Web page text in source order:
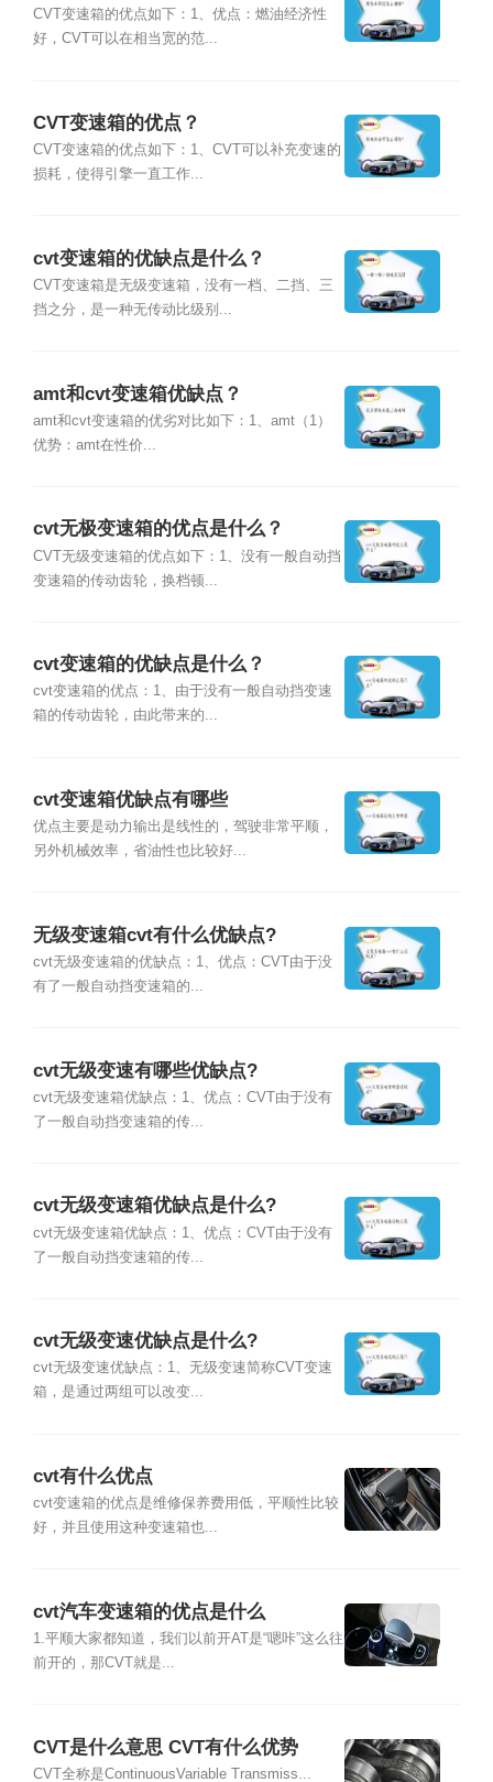
CVT变速箱的优点如下：1、优点：燃油经济性
好，CVT可以在相当宽的范...
CVT变速箱的优点？
CVT变速箱的优点如下：1、CVT可以补充变速的
损耗，使得引擎一直工作...
cvt变速箱的优缺点是什么？
CVT变速箱是无级变速箱，没有一档、二挡、三
挡之分，是一种无传动比级别...
amt和cvt变速箱优缺点？
amt和cvt变速箱的优劣对比如下：1、amt（1）
优势：amt在性价...
cvt无极变速箱的优点是什么？
CVT无级变速箱的优点如下：1、没有一般自动挡
变速箱的传动齿轮，换档顿...
cvt变速箱的优缺点是什么？
cvt变速箱的优点：1、由于没有一般自动挡变速
箱的传动齿轮，由此带来的...
cvt变速箱优缺点有哪些
优点主要是动力输出是线性的，驾驶非常平顺，
另外机械效率，省油性也比较好...
无级变速箱cvt有什么优缺点?
cvt无级变速箱的优缺点：1、优点：CVT由于没
有了一般自动挡变速箱的...
cvt无级变速有哪些优缺点?
cvt无级变速箱优缺点：1、优点：CVT由于没有
了一般自动挡变速箱的传...
cvt无级变速箱优缺点是什么?
cvt无级变速箱优缺点：1、优点：CVT由于没有
了一般自动挡变速箱的传...
cvt无级变速优缺点是什么?
cvt无级变速优缺点：1、无级变速简称CVT变速
箱，是通过两组可以改变...
cvt有什么优点
cvt变速箱的优点是维修保养费用低，平顺性比较
好，并且使用这种变速箱也...
cvt汽车变速箱的优点是什么
1.平顺大家都知道，我们以前开AT是“嗯咔”这么往
前开的，那CVT就是...
CVT是什么意思 CVT有什么优势
CVT全称是ContinuousVariable Transmiss...